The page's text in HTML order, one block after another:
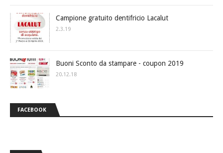
Campione gratuito dentifricio Lacalut
2.3.19
Buoni Sconto da stampare - coupon 2019
20.12.18
FACEBOOK